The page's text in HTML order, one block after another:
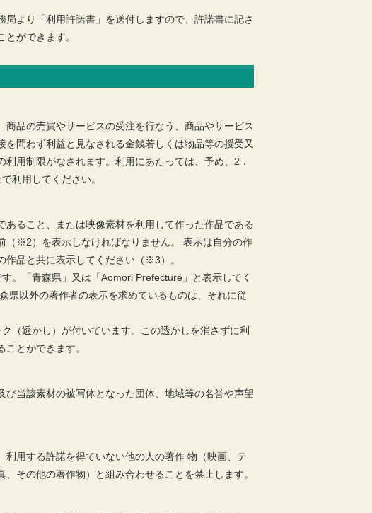
より「利用許諾書」を送付しますので、許諾書に記さ
ができます。
品の売買やサービスの受注を行なう、商品やサービス
問わず利益と見なされる金銭若しくは物品等の授受又
用制限がなされます。利用にあたっては、予め、2．
利用してください。
あること、または映像素材を利用して作った作品である
（※2）を表示しなければなりません。 表示は自分の作
品と共に表示してください（※3）。
。「青森県」又は「Aomori Prefecture」と表示してく
県以外の著作者の表示を求めているものは、それに従
（透かし）が付いています。この透かしを消さずに利
とができます。
当該素材の被写体となった団体、地域等の名誉や声望
用する許諾を得ていない他の人の著作 物（映画、テ
その他の著作物）と組み合わせることを禁止します。